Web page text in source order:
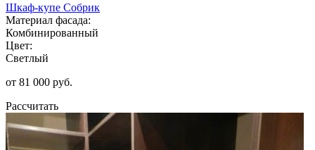
Шкаф-купе Собрик
Материал фасада:
Комбинированный
Цвет:
Светлый
от 81 000 руб.
Рассчитать